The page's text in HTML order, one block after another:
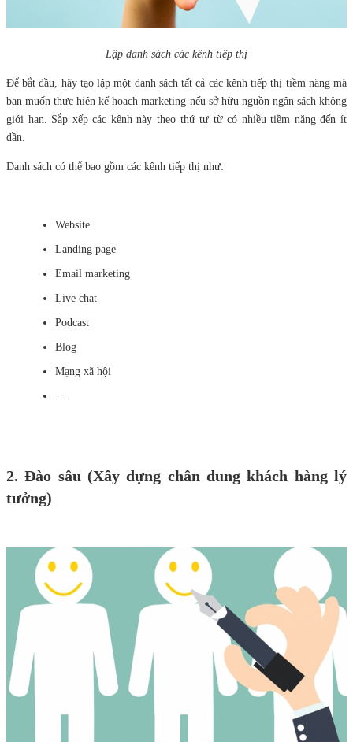
Lập danh sách các kênh tiếp thị
Để bắt đầu, hãy tạo lập một danh sách tất cả các kênh tiếp thị tiềm năng mà
bạn muốn thực hiện kế hoạch marketing nếu sở hữu nguồn ngân sách không
giới hạn. Sắp xếp các kênh này theo thứ tự từ có nhiều tiềm năng đến ít
dần.
Danh sách có thể bao gồm các kênh tiếp thị như:
Website
Landing page
Email marketing
Live chat
Podcast
Blog
Mạng xã hội
…
2. Đào sâu (Xây dựng chân dung khách hàng lý
tưởng)